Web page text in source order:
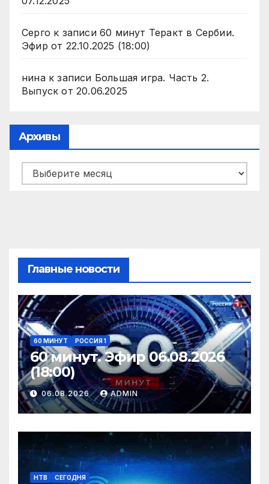
Серго к записи 60 минут Теракт в Сербии.
Эфир от 22.10.2025 (18:00)
нинак записи Большая игра. Часть 2.
Выпуск от 20.06.2025
Архивы
Архивы
Главные новости
60 МИНУТ РОССИЯ 1
60 минут. Эфир 06.08.2026
(18:00)
06.08.2026 ADMIN
НТВ СЕГОДНЯ